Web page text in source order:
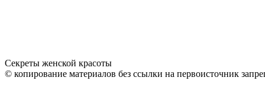
Секреты женской красоты
© копирование материалов без ссылки на первоисточник